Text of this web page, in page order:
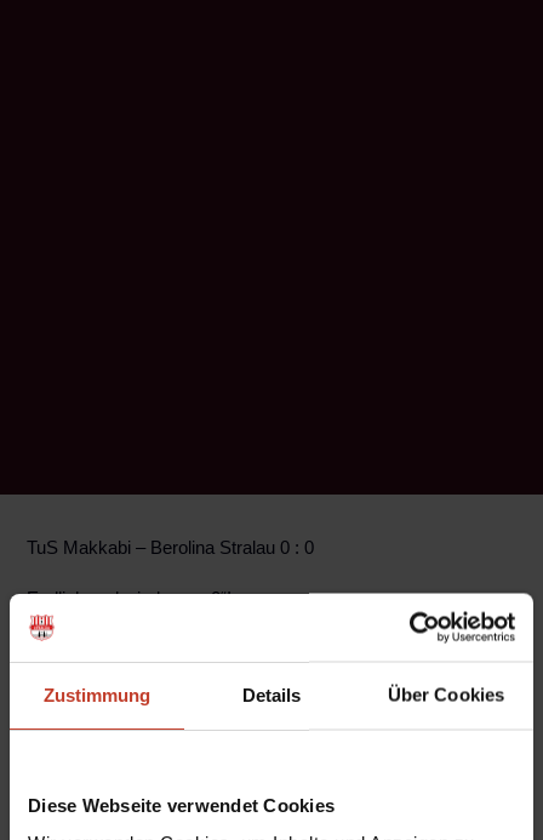
Zustimmung Details Über Cookies
Diese Webseite verwendet Cookies
TuS Makkabi – Berolina Stralau 0 : 0
Endlich mal wieder zu „0“!
Auch in unserem 2. Berlinligaauswärtsspiel blieben wir
ungeschlagen und schafften es, kein Gegentor zu kassieren.
im normalen 4:2:3:1 System spielen. In den ersten 20 Minuten